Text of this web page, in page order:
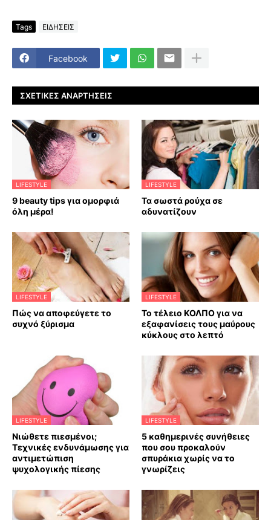
Tags ΕΙΔΗΣΕΙΣ
Facebook
ΣΧΕΤΙΚΈΣ ΑΝΑΡΤΉΣΕΙΣ
LIFESTYLE
9 beauty tips για ομορφιά
όλη μέρα!
LIFESTYLE
Τα σωστά ρούχα σε
αδυνατίζουν
LIFESTYLE
Πώς να αποφεύγετε το
συχνό ξύρισμα
LIFESTYLE
Το τέλειο ΚΟΛΠΟ για να
εξαφανίσεις τους μαύρους
κύκλους στο λεπτό
LIFESTYLE
Νιώθετε πιεσμένοι;
Τεχνικές ενδυνάμωσης για
αντιμετώπιση
ψυχολογικής πίεσης
LIFESTYLE
5 καθημερινές συνήθειες
που σου προκαλούν
σπυράκια χωρίς να το
γνωρίζεις